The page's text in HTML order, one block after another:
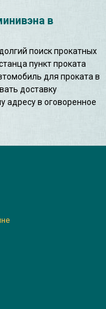
в
поиск прокатных
пункт проката
для проката в
доставку
адресу в оговоренное